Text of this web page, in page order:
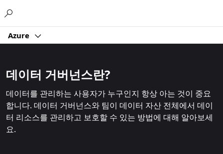
Azure
데이터 거버넌스란?
데이터를 관리하는 사용자가 누구인지 항상 아는 것이 중요
합니다. 데이터 거버넌스와 팀이 데이터 자산 전체에서 데이
터 리소스를 관리하고 보호할 수 있는 방법에 대해 알아보세
요.